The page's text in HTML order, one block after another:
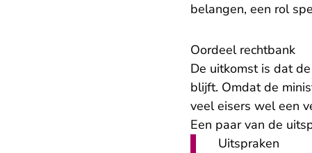
belangen, een rol
Oordeel rechtbank
De uitkomst is dat
blijft. Omdat de
veel eisers wel een
Een paar van de
Uitspraken